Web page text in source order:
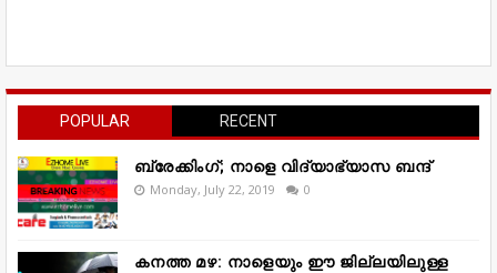
POPULAR RECENT
ബ്രേക്കിംഗ്; നാളെ വിദ്യാഭ്യാസ ബന്ദ്
Monday, July 22, 2019 0
കനത്ത മഴ: നാളെയും ഈ ജില്ലയിലുള്ള